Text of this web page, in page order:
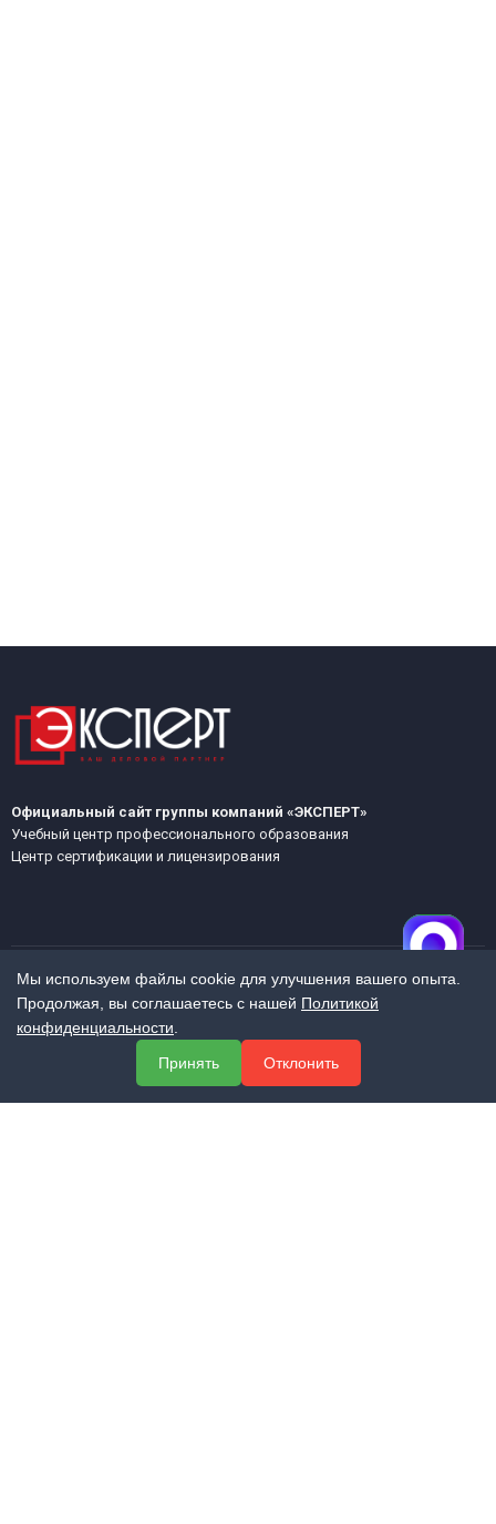
Официальный сайт группы компаний «ЭКСПЕРТ»
Учебный центр профессионального образования
Центр сертификации и лицензирования
МЕНЮ
Мы используем файлы cookie для улучшения вашего опыта.
Продолжая, вы соглашаетесь с нашей Политикой
конфиденциальности
Принять
Отклонить